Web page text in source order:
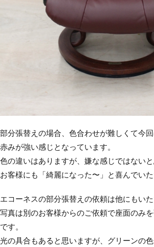
部分張替えの場合、色合わせが難しくて今
赤みが強い感じとなっています。
色の違いはありますが、嫌な感じではないと
お客様にも「綺麗になった〜」と喜んでいた
エコーネスの部分張替えの依頼は他にもい
写真は別のお客様からのご依頼で座面のみ
です。
光の具合もあると思いますが、グリーンの